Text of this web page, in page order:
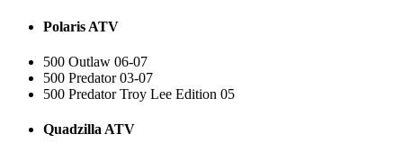
Polaris ATV
500 Outlaw 06-07
500 Predator 03-07
500 Predator Troy Lee Edition 05
Quadzilla ATV